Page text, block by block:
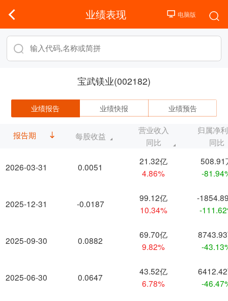
业绩表现
宝武镁业(002182)
业绩报告 业绩快报 业绩预告
报告期
2026-03-31
2025-12-31
2025-09-30
2025-06-30
每股收益
营业收入
同比
归属净
同比
0.0051
21.32亿
4.86%
508.91
-
-0.0187
99.12亿
10.34%
-
-
0.0882
69.70亿
9.82%
-
0.0647
43.52亿
6.78%
-